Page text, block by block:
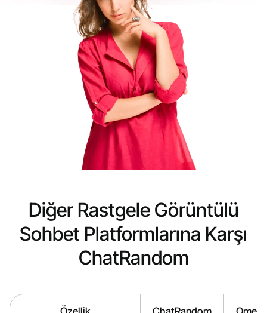
Diğer Rastgele Görüntülü
Sohbet Platformlarına Karşı
ChatRandom